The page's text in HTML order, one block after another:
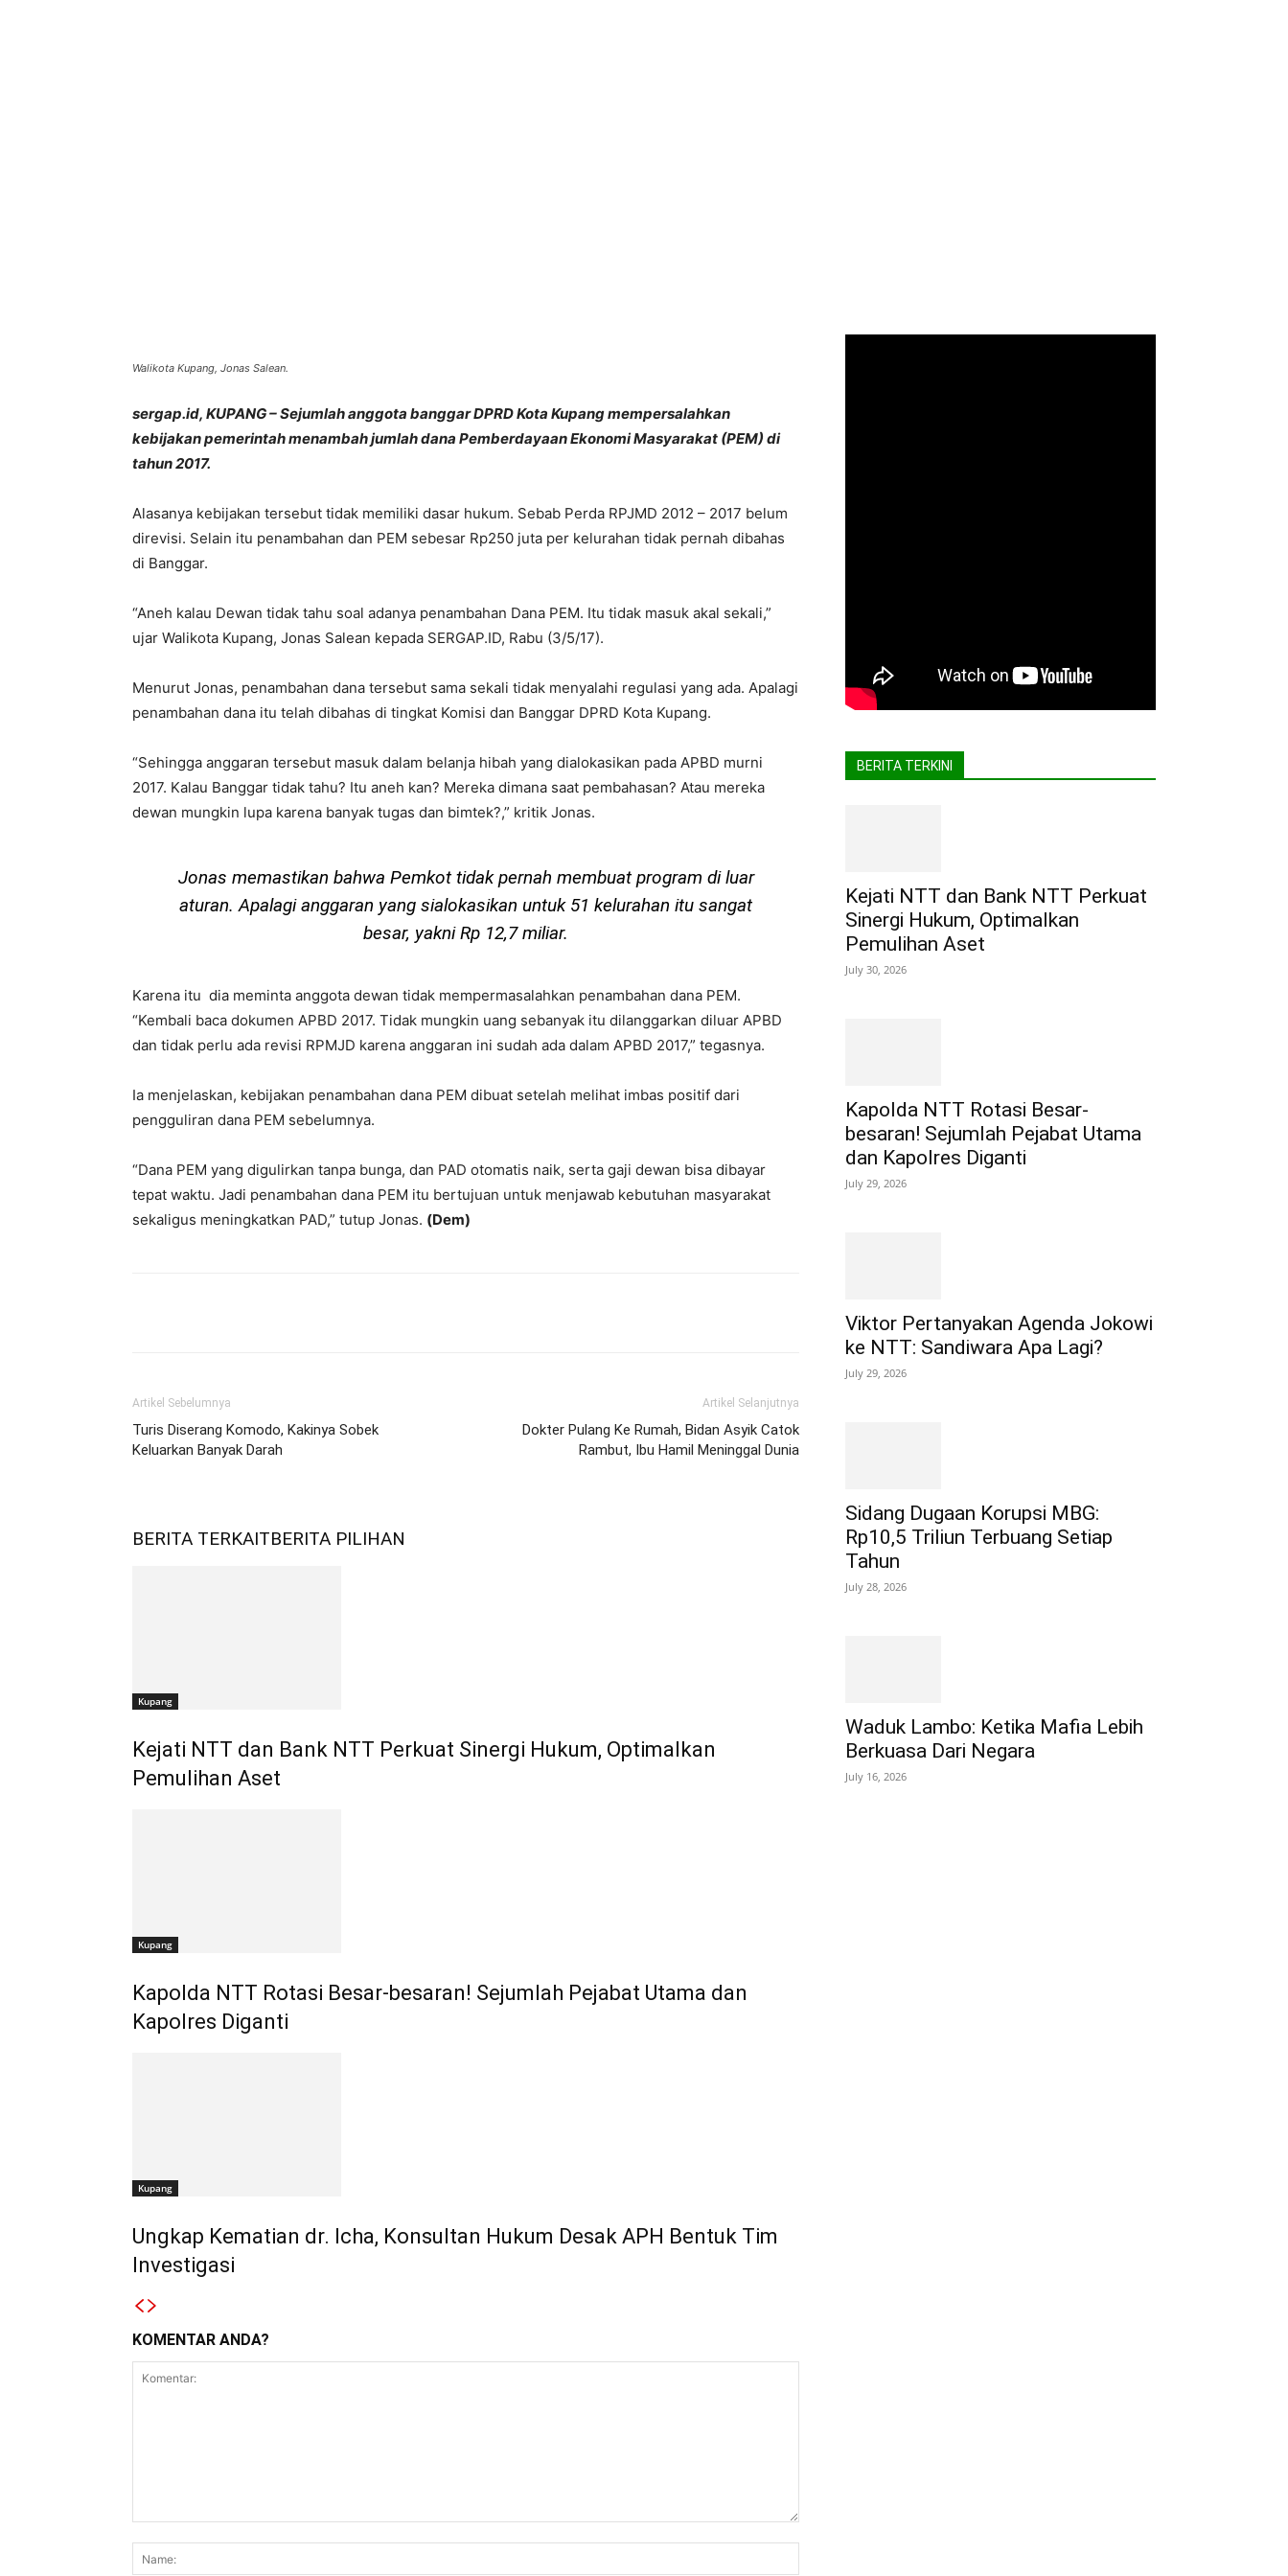
Walikota Kupang, Jonas Salean.
sergap.id, KUPANG – Sejumlah anggota banggar DPRD Kota Kupang mempersalahkan
kebijakan pemerintah menambah jumlah dana Pemberdayaan Ekonomi Masyarakat (PEM) di
tahun 2017.
Alasanya kebijakan tersebut tidak memiliki dasar hukum. Sebab Perda RPJMD 2012 – 2017 belum
direvisi. Selain itu penambahan dan PEM sebesar Rp250 juta per kelurahan tidak pernah dibahas
di Banggar.
“Aneh kalau Dewan tidak tahu soal adanya penambahan Dana PEM. Itu tidak masuk akal sekali,”
ujar Walikota Kupang, Jonas Salean kepada SERGAP.ID, Rabu (3/5/17).
Menurut Jonas, penambahan dana tersebut sama sekali tidak menyalahi regulasi yang ada. Apalagi
penambahan dana itu telah dibahas di tingkat Komisi dan Banggar DPRD Kota Kupang.
“Sehingga anggaran tersebut masuk dalam belanja hibah yang dialokasikan pada APBD murni
2017. Kalau Banggar tidak tahu? Itu aneh kan? Mereka dimana saat pembahasan? Atau mereka
dewan mungkin lupa karena banyak tugas dan bimtek?,” kritik Jonas.
Jonas memastikan bahwa Pemkot tidak pernah membuat program di luar
aturan. Apalagi anggaran yang sialokasikan untuk 51 kelurahan itu sangat
besar, yakni Rp 12,7 miliar.
Karena itu dia meminta anggota dewan tidak mempermasalahkan penambahan dana PEM.
“Kembali baca dokumen APBD 2017. Tidak mungkin uang sebanyak itu dilanggarkan diluar APBD
dan tidak perlu ada revisi RPMJD karena anggaran ini sudah ada dalam APBD 2017,” tegasnya.
Ia menjelaskan, kebijakan penambahan dana PEM dibuat setelah melihat imbas positif dari
pengguliran dana PEM sebelumnya.
“Dana PEM yang digulirkan tanpa bunga, dan PAD otomatis naik, serta gaji dewan bisa dibayar
tepat waktu. Jadi penambahan dana PEM itu bertujuan untuk menjawab kebutuhan masyarakat
sekaligus meningkatkan PAD,” tutup Jonas. (Dem)
Artikel Sebelumnya
Turis Diserang Komodo, Kakinya Sobek
Keluarkan Banyak Darah
Artikel Selanjutnya
Dokter Pulang Ke Rumah, Bidan Asyik Catok
Rambut, Ibu Hamil Meninggal Dunia
BERITA TERKAITBERITA PILIHAN
Kupang
Kejati NTT dan Bank NTT Perkuat Sinergi Hukum, Optimalkan
Pemulihan Aset
Kupang
Kapolda NTT Rotasi Besar-besaran! Sejumlah Pejabat Utama dan
Kapolres Diganti
Kupang
Ungkap Kematian dr. Icha, Konsultan Hukum Desak APH Bentuk Tim
Investigasi
KOMENTAR ANDA?
BERITA TERKINI
Kejati NTT dan Bank NTT Perkuat
Sinergi Hukum, Optimalkan
Pemulihan Aset
July 30, 2026
Kapolda NTT Rotasi Besar-
besaran! Sejumlah Pejabat Utama
dan Kapolres Diganti
July 29, 2026
Viktor Pertanyakan Agenda Jokowi
ke NTT: Sandiwara Apa Lagi?
July 29, 2026
Sidang Dugaan Korupsi MBG:
Rp10,5 Triliun Terbuang Setiap
Tahun
July 28, 2026
Waduk Lambo: Ketika Mafia Lebih
Berkuasa Dari Negara
July 16, 2026